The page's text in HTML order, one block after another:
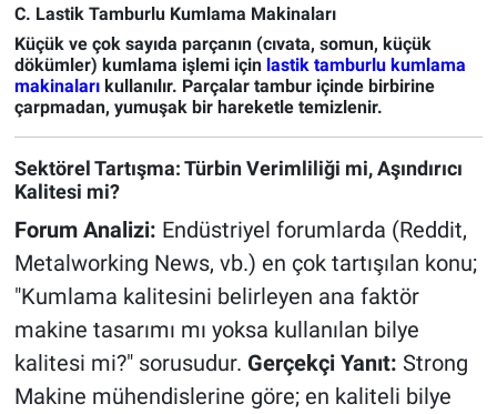
C. Lastik Tamburlu Kumlama Makinaları
Küçük ve çok sayıda parçanın (cıvata, somun, küçük
dökümler) kumlama işlemi için lastik tamburlu kumlama
makinaları kullanılır. Parçalar tambur içinde birbirine
çarpmadan, yumuşak bir hareketle temizlenir.
Sektörel Tartışma: Türbin Verimliliği mi, Aşındırıcı
Kalitesi mi?
Forum Analizi: Endüstriyel forumlarda (Reddit,
Metalworking News, vb.) en çok tartışılan konu;
"Kumlama kalitesini belirleyen ana faktör
makine tasarımı mı yoksa kullanılan bilye
kalitesi mi?" sorusudur. Gerçekçi Yanıt: Strong
Makine mühendislerine göre; en kaliteli bilye